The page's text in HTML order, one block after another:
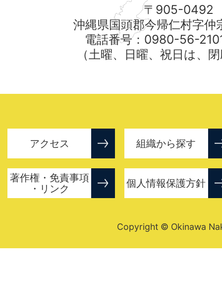
〒905-0492
沖縄県国頭郡今帰仁村字仲
電話番号：0980-56-
（土曜、日曜、祝日は、
アクセス 組織から探す
著作権・免責事項
・リンク
個人情報保護方針
Copyright © Okinawa